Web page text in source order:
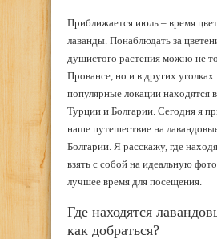
Приближается июль – время
лаванды. Понаблюдать за
душистого растения можно не
Провансе, но и в других
популярные локации находятся
Турции и Болгарии. Сегодня я
наше путешествие на
Болгарии. Я расскажу, где
взять с собой на идеальную
лучшее время для посещения.
Где находятся
как добраться?